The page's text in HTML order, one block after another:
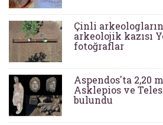
Çinli
arkeolojik kazısı
fotoğraflar
Aspendos'ta 2,20
Asklepios ve
bulundu